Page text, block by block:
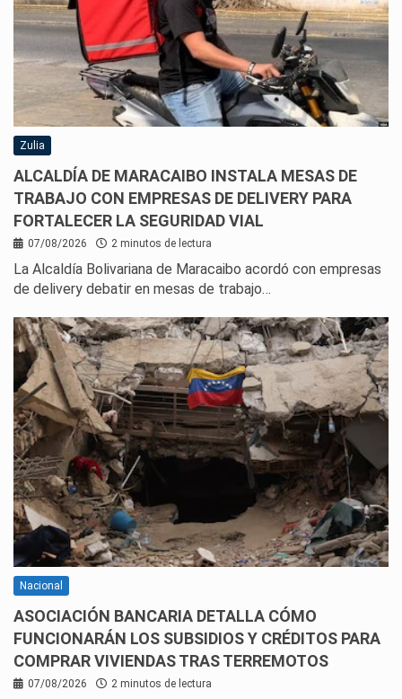
Zulia
ALCALDÍA DE MARACAIBO INSTALA MESAS DE
TRABAJO CON EMPRESAS DE DELIVERY PARA
FORTALECER LA SEGURIDAD VIAL
07/08/2026 2 minutos de lectura
La Alcaldía Bolivariana de Maracaibo acordó con empresas
de delivery debatir en mesas de trabajo…
Nacional
ASOCIACIÓN BANCARIA DETALLA CÓMO
FUNCIONARÁN LOS SUBSIDIOS Y CRÉDITOS PARA
COMPRAR VIVIENDAS TRAS TERREMOTOS
07/08/2026 2 minutos de lectura